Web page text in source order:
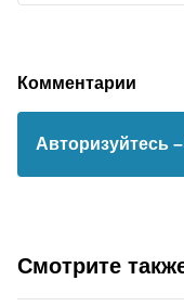
Комментарии
Авторизуйтесь
Смотрите